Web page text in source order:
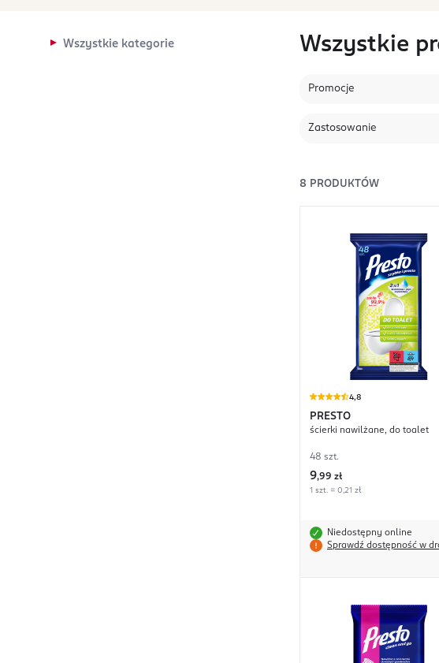
Wszystkie kategorie Wszystkie
Promocje
Zastosowanie
8 PRODUKTÓW
4,8
PRESTO
ścierki nawilżane, do toalet
48 szt.
9,99 zł
1 szt. = 0,21 zł
Niedostępny online
Sprawdź dostępność w